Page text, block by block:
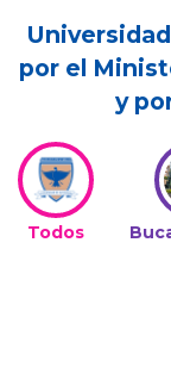
por el
y
Todos